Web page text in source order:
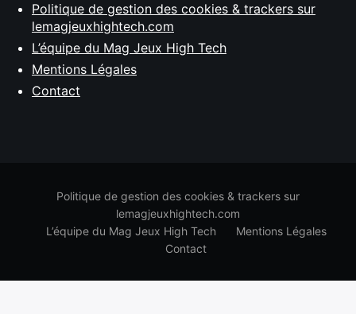
Politique de gestion des cookies & trackers sur
lemagjeuxhightech.com
L’équipe du Mag Jeux High Tech
Mentions Légales
Contact
Politique de gestion des cookies & trackers sur
lemagjeuxhightech.com
L’équipe du Mag Jeux High Tech
Mentions Légales
Contact